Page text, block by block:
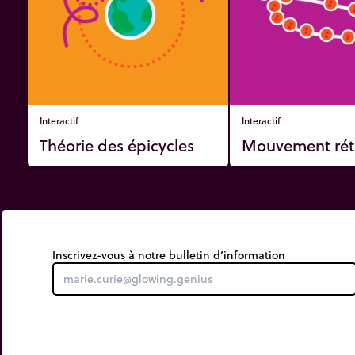
d’universaliser la loi de la gravitation.
Autre version à enregistrer car je ne suis pas certain
En unifiant ainsi les lois de la Nature sur la Terre
Interactif
Théorie des épicycles
Interactif
Mouvement
Inscrivez-vous à notre bulletin d’information